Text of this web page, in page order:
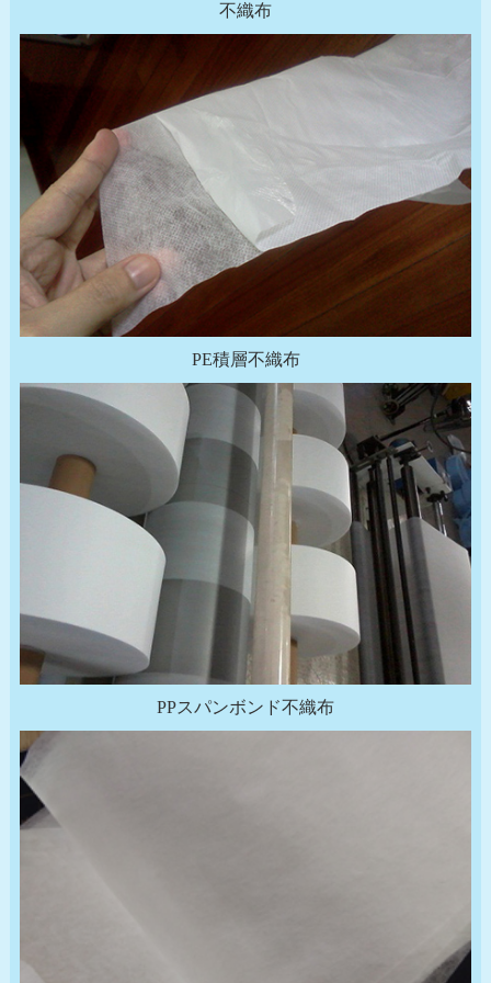
不織布
PE積層不織布
PPスパンボンド不織布